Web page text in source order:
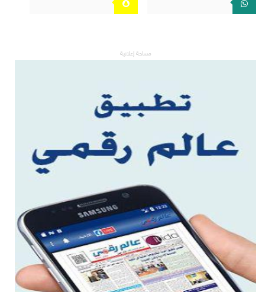
مساحة إعلانية